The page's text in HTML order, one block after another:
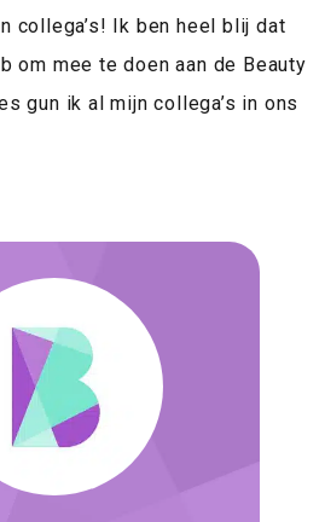
collega’s! Ik ben heel blij dat
om mee te doen aan de Beauty
gun ik al mijn collega’s in ons